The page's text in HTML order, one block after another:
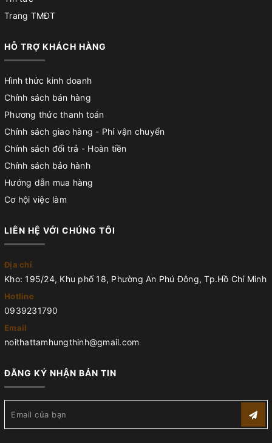
Trang TMĐT
HỖ TRỢ KHÁCH HÀNG
Hình thức kinh doanh
Chính sách bán hàng
Phương thức thanh toán
Chính sách giao hàng - Phí vận chuyển
Chính sách đổi trả - Hoàn tiền
Chính sách bảo hành
Hướng dẫn mua hàng
Cơ hội việc làm
LIÊN HỆ VỚI CHÚNG TÔI
Địa chỉ
Kho: 195/24, Khu phố 18, Phường An Phú Đông, Tp.Hồ Chí Minh
Hotline
0939231790
Email
noithattamhungthinh@gmail.com
ĐĂNG KÝ NHẬN BẢN TIN